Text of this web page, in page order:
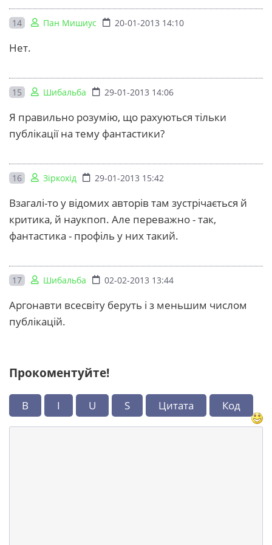
14 Пан Мишиус 20-01-2013 14:10
Нет.
15 Шибальба 29-01-2013 14:06
Я правильно розумію, що рахуються тільки
публікації на тему фантастики?
16 Зіркохід 29-01-2013 15:42
Взагалі-то у відомих авторів там зустрічається й
критика, й наукпоп. Але переважно - так,
фантастика - профіль у них такий.
17 Шибальба 02-02-2013 13:44
Аргонавти всесвіту беруть і з меньшим числом
публікацій.
Прокоментуйте!
B I U S Цитата Код